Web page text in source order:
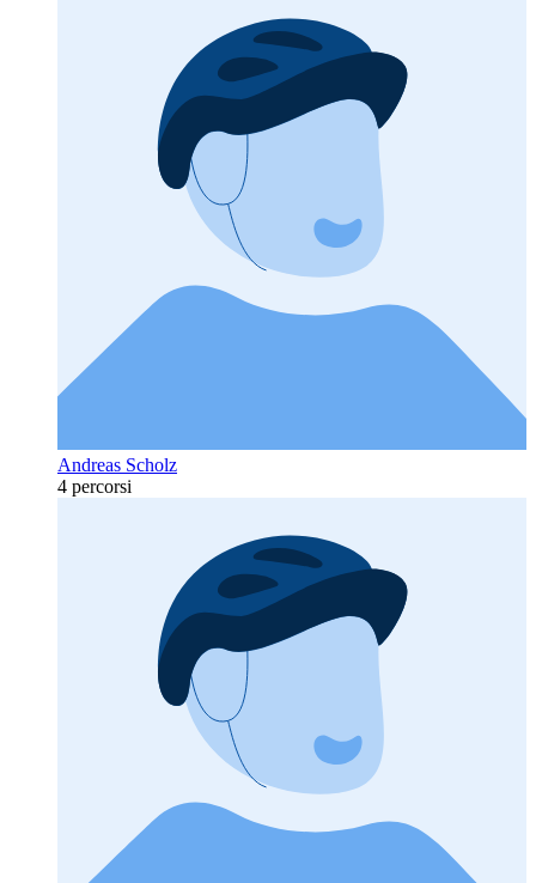
Andreas Scholz
4 percorsi